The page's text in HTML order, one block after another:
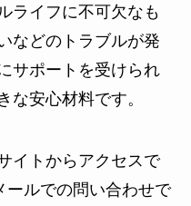
ライフに不可欠なも
などのトラブルが発
サポートを受けられ
な安心材料です。
イトからアクセスで
ールでの問い合わせで